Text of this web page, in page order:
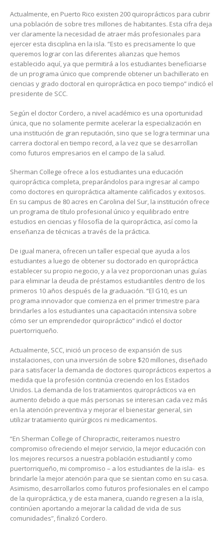
Actualmente, en Puerto Rico existen 200 quiroprácticos para cubrir
una población de sobre tres millones de habitantes. Esta cifra deja
ver claramente la necesidad de atraer más profesionales para
ejercer esta disciplina en la isla. “Esto es precisamente lo que
queremos lograr con las diferentes alianzas que hemos
establecido aquí, ya que permitirá a los estudiantes beneficiarse
de un programa único que comprende obtener un bachillerato en
ciencias y grado doctoral en quiropráctica en poco tiempo” indicó el
presidente de SCC.
Según el doctor Cordero, a nivel académico es una oportunidad
única, que no solamente permite acelerar la especialización en
una institución de gran reputación, sino que se logra terminar una
carrera doctoral en tiempo record, a la vez que se desarrollan
como futuros empresarios en el campo de la salud.
Sherman College ofrece a los estudiantes una educación
quiropráctica completa, preparándolos para ingresar al campo
como doctores en quiropráctica altamente calificados y exitosos.
En su campus de 80 acres en Carolina del Sur, la institución ofrece
un programa de título profesional único y equilibrado entre
estudios en ciencias y filosofía de la quiropráctica, así como la
enseñanza de técnicas a través de la práctica.
De igual manera, ofrecen un taller especial que ayuda a los
estudiantes a luego de obtener su doctorado en quiropráctica
establecer su propio negocio, y a la vez proporcionan unas guías
para eliminar la deuda de préstamos estudiantiles dentro de los
primeros 10 años después de la graduación. “El G10, es un
programa innovador que comienza en el primer trimestre para
brindarles a los estudiantes una capacitación intensiva sobre
cómo ser un emprendedor quiropráctico” indicó el doctor
puertorriqueño.
Actualmente, SCC, inició un proceso de expansión de sus
instalaciones, con una inversión de sobre $20 millones, diseñado
para satisfacer la demanda de doctores quiroprácticos expertos a
medida que la profesión continúa creciendo en los Estados
Unidos. La demanda de los tratamientos quiroprácticos va en
aumento debido a que más personas se interesan cada vez más
en la atención preventiva y mejorar el bienestar general, sin
utilizar tratamiento quirúrgicos ni medicamentos.
“En Sherman College of Chiropractic, reiteramos nuestro
compromiso ofreciendo el mejor servicio, la mejor educación con
los mejores recursos a nuestra población estudiantil y como
puertorriqueño, mi compromiso – a los estudiantes de la isla- es
brindarle la mejor atención para que se sientan como en su casa.
Asimismo, desarrollarlos como futuros profesionales en el campo
de la quiropráctica, y de esta manera, cuando regresen a la isla,
continúen aportando a mejorar la calidad de vida de sus
comunidades”, finalizó Cordero.